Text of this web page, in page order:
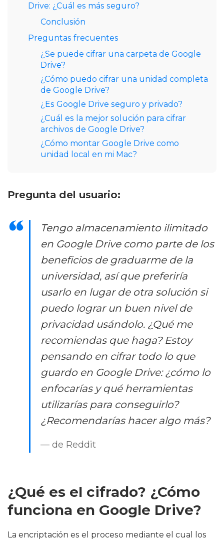
Drive: ¿Cuál es más seguro?
Conclusión
Preguntas frecuentes
¿Se puede cifrar una carpeta de Google
Drive?
¿Cómo puedo cifrar una unidad completa
de Google Drive?
¿Es Google Drive seguro y privado?
¿Cuál es la mejor solución para cifrar
archivos de Google Drive?
¿Cómo montar Google Drive como
unidad local en mi Mac?
Pregunta del usuario:
Tengo almacenamiento ilimitado
en Google Drive como parte de los
beneficios de graduarme de la
universidad, así que preferiría
usarlo en lugar de otra solución si
puedo lograr un buen nivel de
privacidad usándolo. ¿Qué me
recomiendas que haga? Estoy
pensando en cifrar todo lo que
guardo en Google Drive: ¿cómo lo
enfocarías y qué herramientas
utilizarías para conseguirlo?
¿Recomendarías hacer algo más?
— de Reddit
¿Qué es el cifrado? ¿Cómo
funciona en Google Drive?
La encriptación es el proceso mediante el cual los